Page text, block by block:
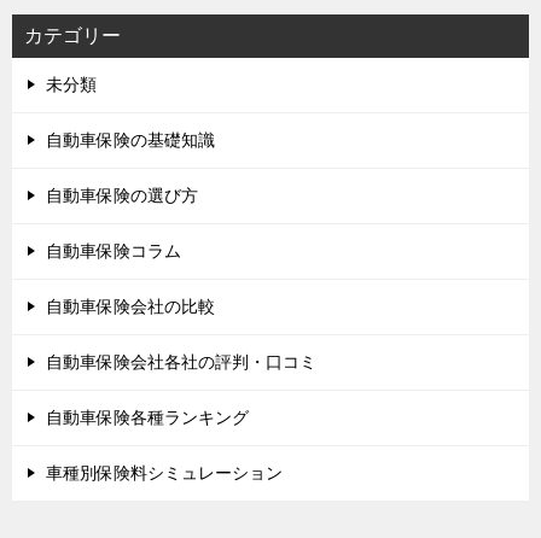
カテゴリー
未分類
自動車保険の基礎知識
自動車保険の選び方
自動車保険コラム
自動車保険会社の比較
自動車保険会社各社の評判・口コミ
自動車保険各種ランキング
車種別保険料シミュレーション